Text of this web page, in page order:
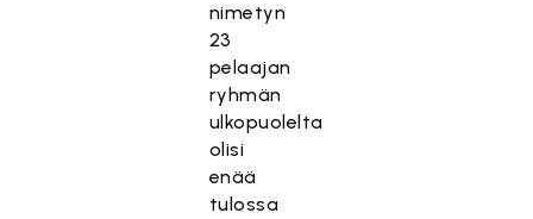
nimetyn
23
pelaajan
ryhmän
ulkopuolelta
olisi
enää
tulossa